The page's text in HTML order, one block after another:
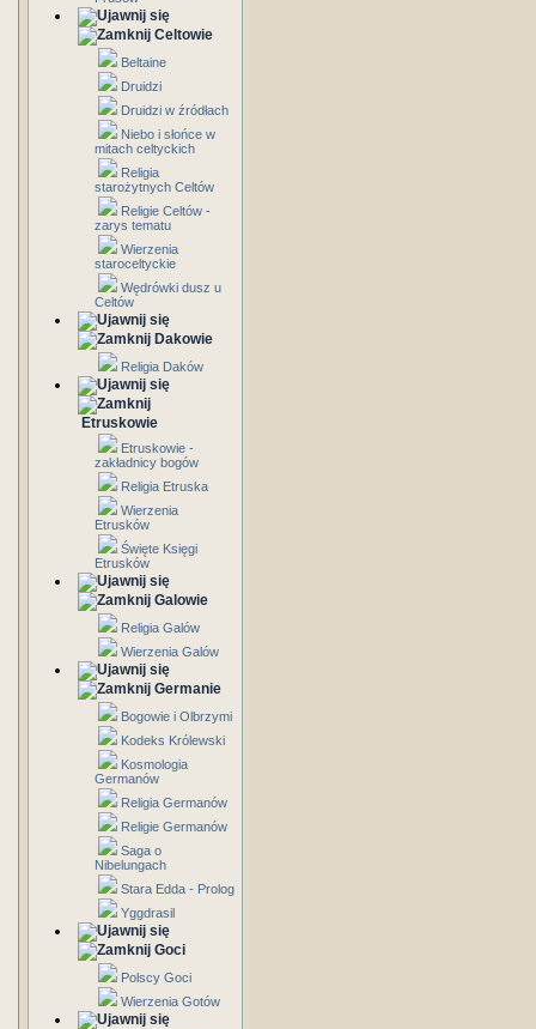
Celtowie
Beltaine
Druidzi
Druidzi w źródłach
Niebo i słońce w
mitach celtyckich
Religia
starożytnych Celtów
Religie Celtów -
zarys tematu
Wierzenia
staroceltyckie
Wędrówki dusz u
Celtów
Dakowie
Religia Daków
Etruskowie
Etruskowie -
zakładnicy bogów
Religia Etruska
Wierzenia
Etrusków
Święte Księgi
Etrusków
Galowie
Religia Galów
Wierzenia Galów
Germanie
Bogowie i Olbrzymi
Kodeks Królewski
Kosmologia
Germanów
Religia Germanów
Religie Germanów
Saga o
Nibelungach
Stara Edda - Prolog
Yggdrasil
Goci
Polscy Goci
Wierzenia Gotów